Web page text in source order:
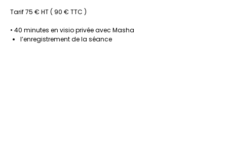
Tarif 75 € HT ( 90 € TTC )
• 40 minutes en visio privée avec Masha
l’enregistrement de la séance